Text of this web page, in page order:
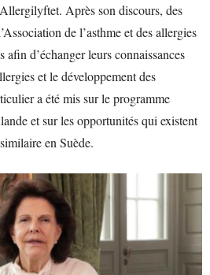
Après son discours, des
de l’asthme et des allergies
d’échanger leurs connaissances
et le développement des
a été mis sur le programme
et sur les opportunités qui existent
en Suède.